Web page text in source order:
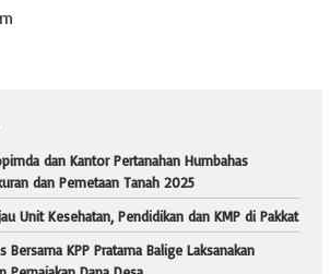
dan Kantor Pertanahan Humbahas
dan Pemetaan Tanah 2025
Unit Kesehatan, Pendidikan dan KMP di Pakkat
Bersama KPP Pratama Balige Laksanakan